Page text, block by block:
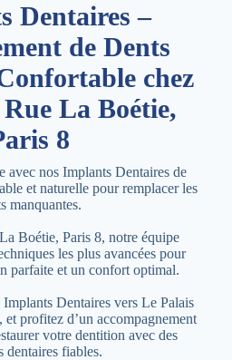
Dentaires –
de Dents
chez
La Boétie,
8
avec nos Implants Dentaires de
et naturelle pour remplacer les
manquantes.
Boétie, Paris 8, notre équipe
les plus avancées pour
parfaite et un confort optimal.
Dentaires vers Le Palais
profitez d’un accompagnement
votre dentition avec des
dentaires fiables.